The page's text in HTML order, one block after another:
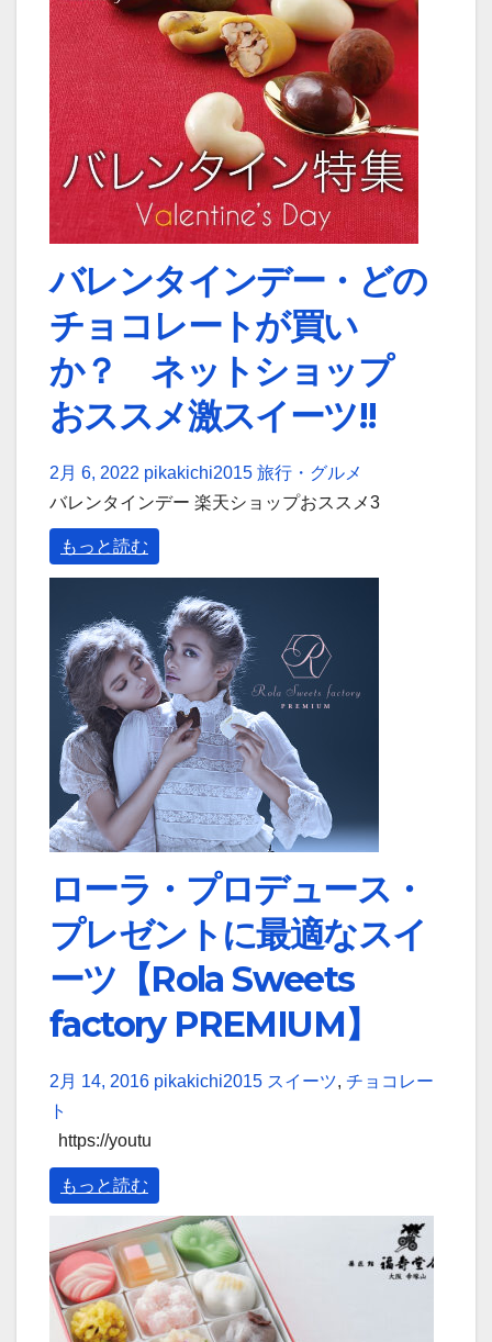
バレンタインデー・どの
チョコレートが買い
か？ ネットショップ
おススメ激スイーツ!!
2月 6, 2022 pikakichi2015 旅行・グルメ
バレンタインデー 楽天ショップおススメ3
もっと読む
ローラ・プロデュース・
プレゼントに最適なスイ
ーツ【Rola Sweets
factory PREMIUM】
2月 14, 2016 pikakichi2015 スイーツ, チョコレー
ト
https://youtu
もっと読む